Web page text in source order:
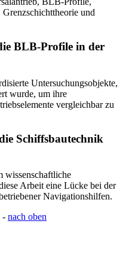
und
BLB-Profile in der
Untersuchungsobjekte,
wurde, um ihre
vergleichbar zu
Schiffsbautechnik
wissenschaftliche
Arbeit eine Lücke bei der
Navigationshilfen.
- nach oben